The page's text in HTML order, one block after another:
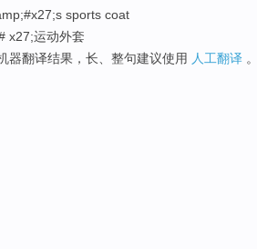
sports coat
x27;运动外套
器翻译结果，长、整句建议使用 人工翻译